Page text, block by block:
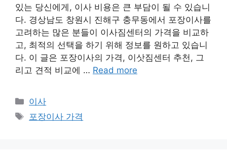
있는 당신에게, 이사 비용은 큰 부담이 될 수 있습니
다. 경상남도 창원시 진해구 충무동에서 포장이사를
고려하는 많은 분들이 이사짐센터의 가격을 비교하
고, 최적의 선택을 하기 위해 정보를 원하고 있습니
다. 이 글은 포장이사의 가격, 이삿짐센터 추천, 그
리고 견적 비교에 … Read more
카
테
이사
태
포장이사 가격